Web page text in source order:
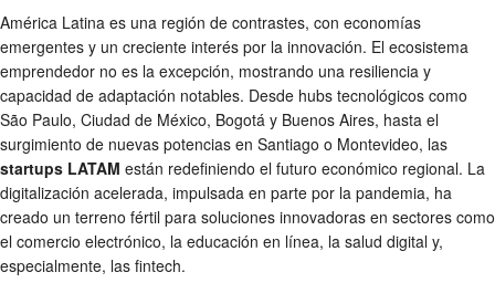
América Latina es una región de contrastes, con economías
emergentes y un creciente interés por la innovación. El ecosistema
emprendedor no es la excepción, mostrando una resiliencia y
capacidad de adaptación notables. Desde hubs tecnológicos como
São Paulo, Ciudad de México, Bogotá y Buenos Aires, hasta el
surgimiento de nuevas potencias en Santiago o Montevideo, las
startups LATAM están redefiniendo el futuro económico regional. La
digitalización acelerada, impulsada en parte por la pandemia, ha
creado un terreno fértil para soluciones innovadoras en sectores como
el comercio electrónico, la educación en línea, la salud digital y,
especialmente, las fintech.